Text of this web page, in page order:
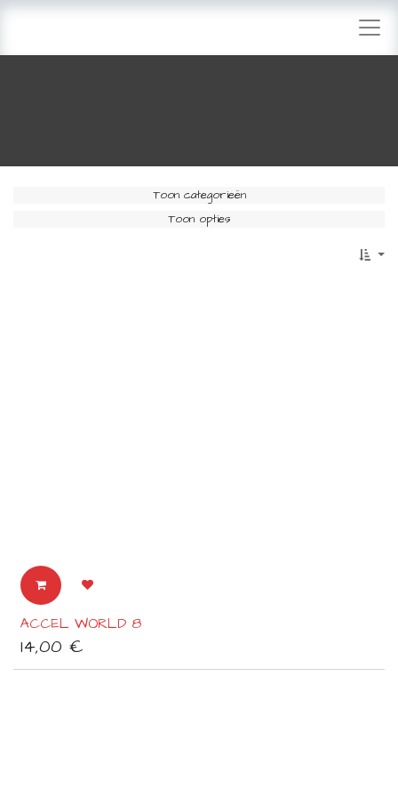
Toon categorieën
Toon opties
ACCEL WORLD 8
14,00 €